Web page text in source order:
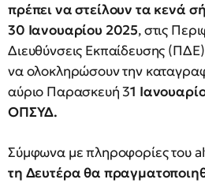
πρέπει να στείλουν τα κενά
30 Ιανουαρίου 2025, στις
Διευθύνσεις Εκπαίδευσης (ΠΔΕ)
να ολοκληρώσουν την
αύριο Παρασκευή 31
ΟΠΣΥΔ.
Σύμφωνα με πληροφορίες του
τη Δευτέρα θα